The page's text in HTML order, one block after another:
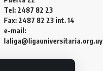
Tel: 2487 82 23
Fax: 2487 82 23 int. 14
e-mail:
laliga@ligauniversitaria.org.uy